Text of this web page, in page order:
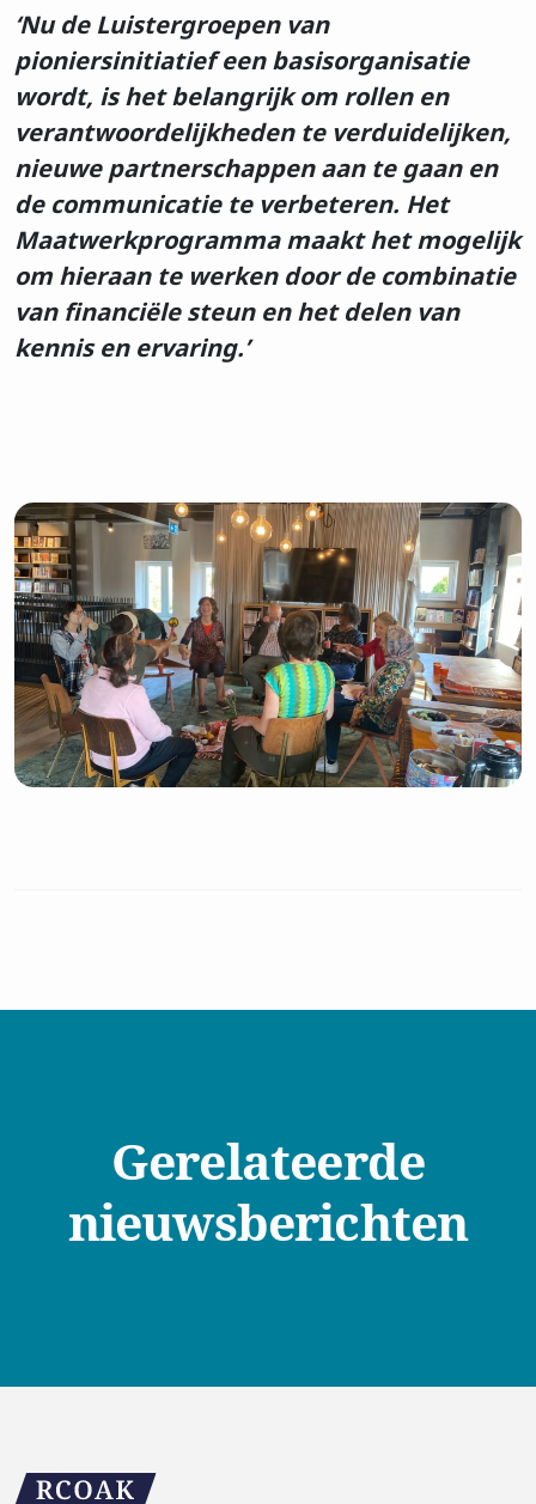
‘Nu de Luistergroepen van
pioniersinitiatief een basisorganisatie
wordt, is het belangrijk om rollen en
verantwoordelijkheden te verduidelijken,
nieuwe partnerschappen aan te gaan en
de communicatie te verbeteren. Het
Maatwerkprogramma maakt het mogelijk
om hieraan te werken door de combinatie
van financiële steun en het delen van
kennis en ervaring.’
Gerelateerde
nieuwsberichten
Inschrijven op de
nieuwsbrief
Voornaam
Achtenaam
PrivacyIk ga akkoord met devoorwaarden
Inschrijven